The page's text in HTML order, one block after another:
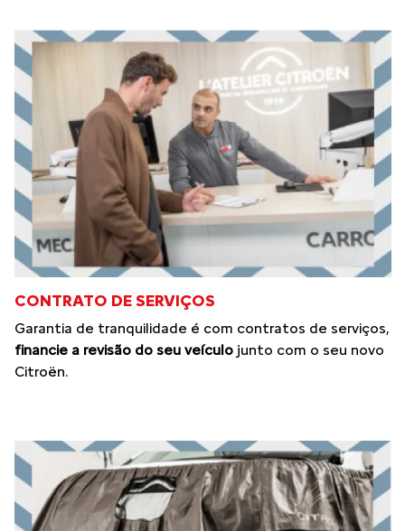
CONTRATO DE SERVIÇOS
Garantia de tranquilidade é com contratos de serviços,
financie a revisão do seu veículo junto com o seu novo
Citroën.